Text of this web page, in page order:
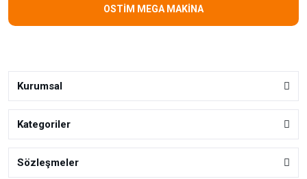
OSTİM MEGA MAKİNA
Kurumsal
Kategoriler
Sözleşmeler